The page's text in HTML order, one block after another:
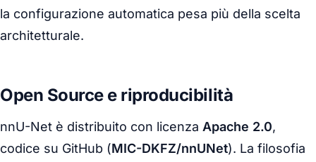
la configurazione automatica pesa più della scelta
architetturale.
Open Source e riproducibilità
nnU-Net è distribuito con licenza Apache 2.0,
codice su GitHub (MIC-DKFZ/nnUNet). La filosofia